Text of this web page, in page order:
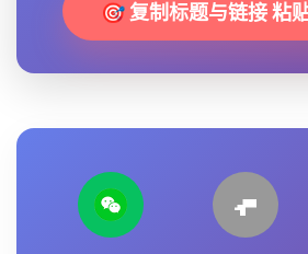
🎯 复制标题与链接 粘